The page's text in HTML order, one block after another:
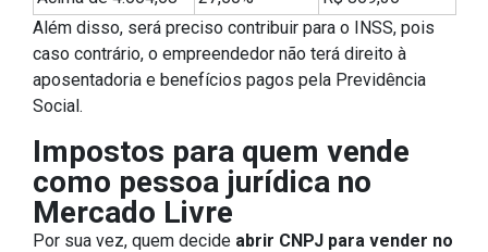
Além disso, será preciso contribuir para o INSS, pois
caso contrário, o empreendedor não terá direito à
aposentadoria e benefícios pagos pela Previdência
Social.
Impostos para quem vende
como pessoa jurídica no
Mercado Livre
Por sua vez, quem decide abrir CNPJ para vender no